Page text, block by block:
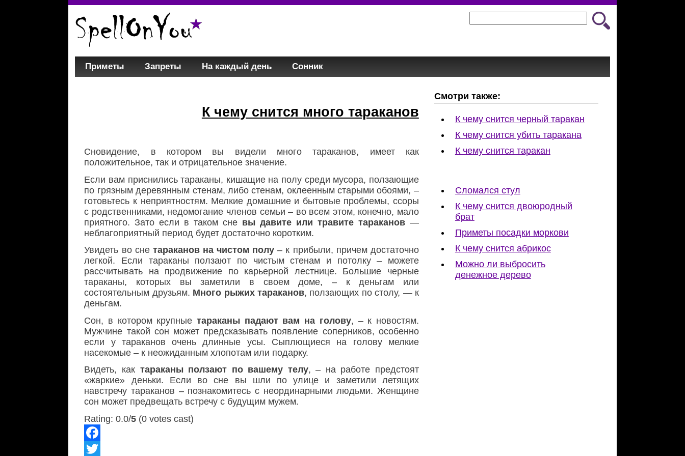
Приметы Запреты На каждый день Сонник
К чему снится много тараканов
Сновидение, в котором вы видели много тараканов, имеет как
положительное, так и отрицательное значение.
Если вам приснились тараканы, кишащие на полу среди мусора, ползающие
по грязным деревянным стенам, либо стенам, оклеенным старыми обоями, –
готовьтесь к неприятностям. Мелкие домашние и бытовые проблемы, ссоры
с родственниками, недомогание членов семьи – во всем этом, конечно, мало
приятного. Зато если в таком сне вы давите или травите тараканов—
неблагоприятный период будет достаточно коротким.
Увидеть во сне тараканов на чистом полу – к прибыли, причем достаточно
легкой. Если тараканы ползают по чистым стенам и потолку – можете
рассчитывать на продвижение по карьерной лестнице. Большие черные
тараканы, которых вы заметили в своем доме, – к деньгам или
состоятельным друзьям. Много рыжих тараканов, ползающих по столу, — к
деньгам.
Сон, в котором крупныетараканы падают вам на голову, – к новостям.
Мужчине такой сон может предсказывать появление соперников, особенно
если у тараканов очень длинные усы. Сыплющиеся на голову мелкие
насекомые – к неожиданным хлопотам или подарку.
Видеть, как тараканы ползают по вашему телу, – на работе предстоят
«жаркие» деньки. Если во сне вы шли по улице и заметили летящих
навстречу тараканов – познакомитесь с неординарными людьми. Женщине
сон может предвещать встречу с будущим мужем.
Rating: 0.0/5 (0 votes cast)
Facebook
Смотри также:
К чему снится черный таракан
К чему снится убить таракана
К чему снится таракан
Сломался стул
К чему снится двоюродный
брат
Приметы посадки моркови
К чему снится абрикос
Можно ли выбросить
денежное дерево